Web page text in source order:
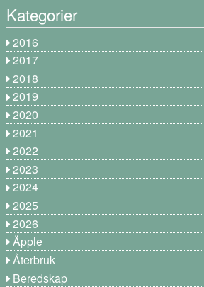
Kategorier
2016
2017
2018
2019
2020
2021
2022
2023
2024
2025
2026
Äpple
Återbruk
Beredskap